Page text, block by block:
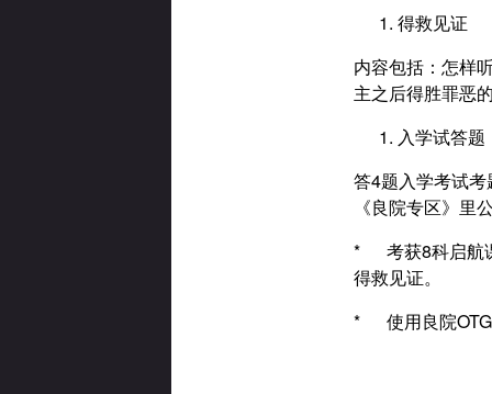
得救见证
内容包括：怎样
主之后得胜罪恶
入学试答题
答4题入学考试
《良院专区》里
* 考获8科启航课
得救见证。
* 使用良院OTG